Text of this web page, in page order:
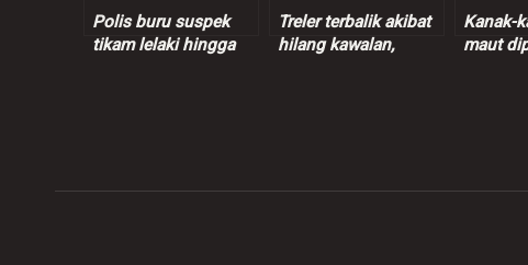
Polis buru suspek
tikam lelaki hingga
Treler terbalik akibat
hilang kawalan,
Kanak-
maut